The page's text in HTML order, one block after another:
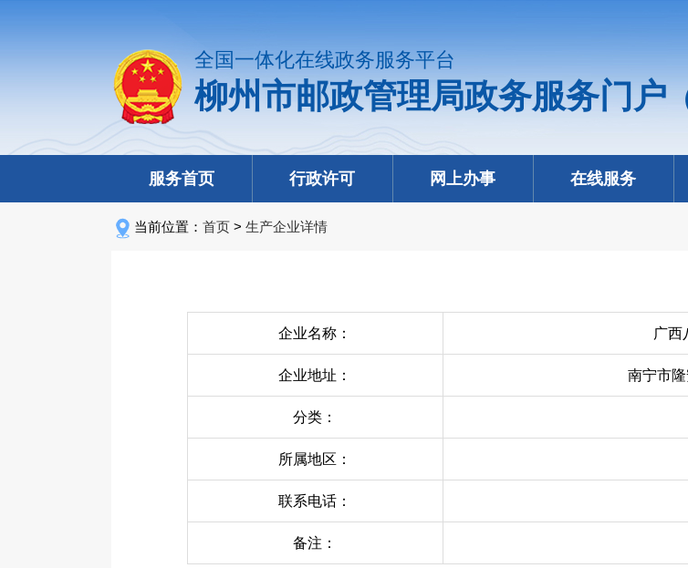
全国一体化在线政务服务平台
柳州市邮政管理局政务服务门户
服务首页 行政许可 网上办事 在线服务
当前位置： 首页 > 生产企业详情
企业名称： 广西
企业地址： 南宁市
分类：
所属地区：
联系电话：
备注：